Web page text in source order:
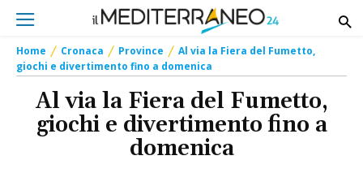
Home Cronaca Province
Al via la Fiera del Fumetto,
giochi e divertimento fino a domenica
Al via la Fiera del Fumetto,
giochi e divertimento fino a
domenica